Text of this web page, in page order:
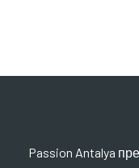
Passion Antalya